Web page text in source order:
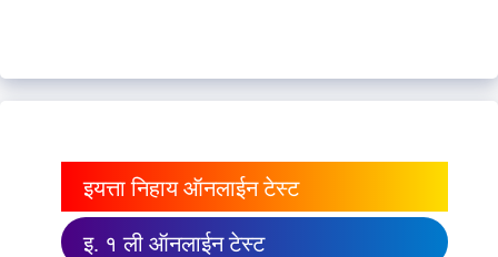
इयत्ता निहाय ऑनलाईन टेस्ट
इ. १ ली ऑनलाईन टेस्ट